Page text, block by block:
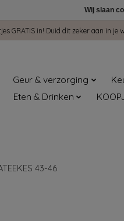
GRATIS in! Duid dit zeker aan in je
Geur & verzorging
Eten & Drinken
43-46
Wij slaan